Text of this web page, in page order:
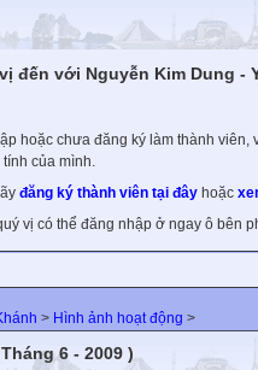
đến với Nguyễn Kim Dung -
hoặc chưa đăng ký làm thành viên,
của mình.
đăng ký thành viên tại đây hoặc
vị có thể đăng nhập ở ngay ô bên
> Hình ảnh hoạt động >
6 - 2009 )